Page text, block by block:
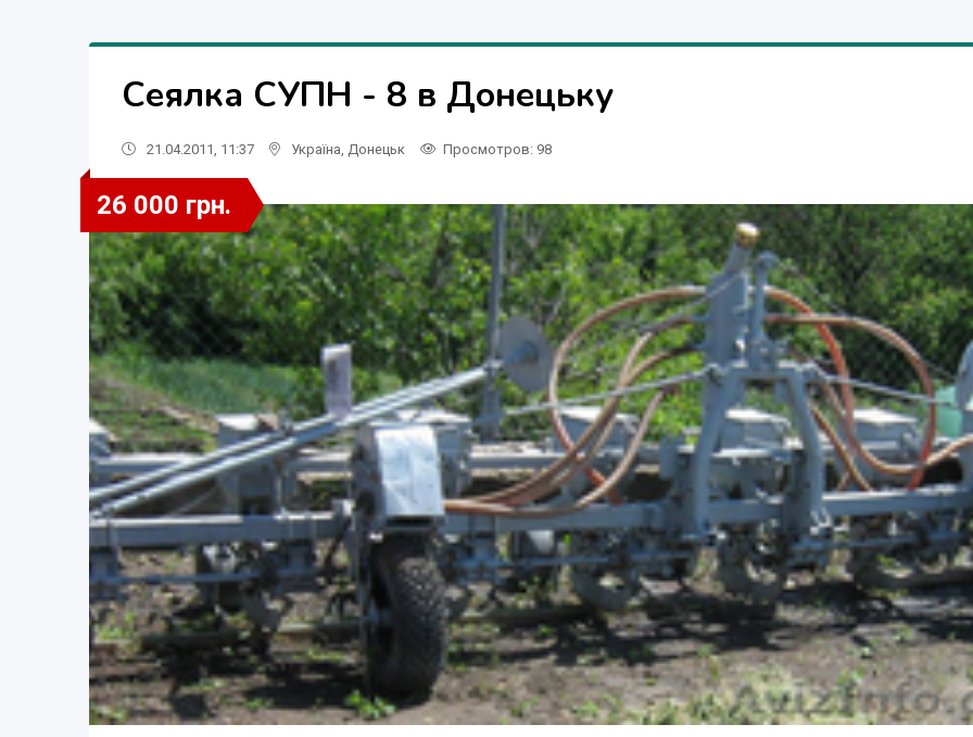
Сеялка СУПН - 8 в Донецьку
21.04.2011, 11:37 Україна Донецьк Просмотров: 98
26 000 грн.